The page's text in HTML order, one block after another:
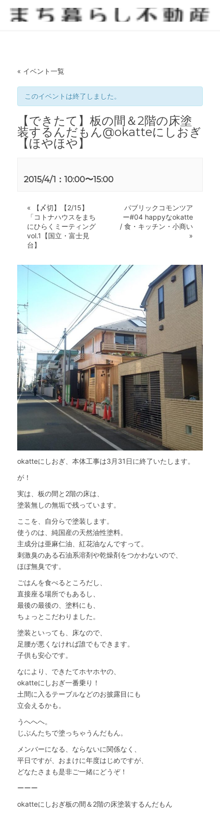
« イベント一覧
このイベントは終了しました。
【できたて】板の間＆2階の床塗
装するんだもん@okatteにしおぎ
【ほやほや】
2015/4/1：10:00〜15:00
« 【〆切】【2/15】
「コトナハウスをまち
にひらくミーティング
vol.1【国立・富士見
台】
パブリックコモンツア
ー#04 happyなokatte
/ 食・キッチン・小商い
»
okatteにしおぎ、本体工事は3月31日に終了いたします。
が！
実は、板の間と2階の床は、
塗装無しの無垢で残っています。
ここを、自分らで塗装します。
使うのは、純国産の天然油性塗料。
主成分は亜麻仁油、紅花油なんですって。
刺激臭のある石油系溶剤や乾燥剤をつかわないので、
ほぼ無臭です。
ごはんを食べるところだし、
直接座る場所でもあるし、
最後の最後の、塗料にも、
ちょっとこだわりました。
塗装といっても、床なので、
足腰が悪くなければ誰でもできます。
子供も安心です。
なにより、できたてホヤホヤの、
okatteにしおぎ一番乗り！
土間に入るテーブルなどのお披露目にも
立会えるかも。
うへへへ。
じぶんたちで塗っちゃうんだもん。
メンバーになる、ならないに関係なく、
平日ですが、おまけに年度はじめですが、
どなたさまも是非ご一緒にどうぞ！
ーーー
okatteにしおぎ板の間＆2階の床塗装するんだもん